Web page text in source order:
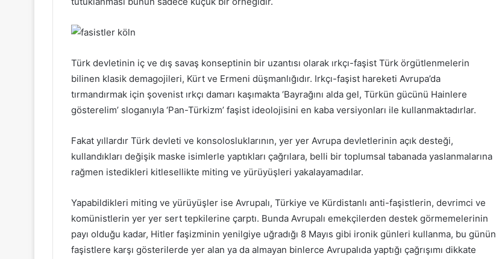
Türk devletinin iç ve dış savaş konseptinin bir uzantısı olarak ırkçı-faşist Türk örgütlenmelerin
bilinen klasik demagojileri, Kürt ve Ermeni düşmanlığıdır. Irkçı-faşist hareketi Avrupa’da
tırmandırmak için şovenist ırkçı damarı kaşımakta ‘Bayrağını alda gel, Türkün gücünü Hainlere
gösterelim’ sloganıyla ‘Pan-Türkizm’ faşist ideolojisini en kaba versiyonları ile kullanmaktadırlar.
Fakat yıllardır Türk devleti ve konsolosluklarının, yer yer Avrupa devletlerinin açık desteği,
kullandıkları değişik maske isimlerle yaptıkları çağrılara, belli bir toplumsal tabanada yaslanmalarına
rağmen istedikleri kitlesellikte miting ve yürüyüşleri yakalayamadılar.
Yapabildikleri miting ve yürüyüşler ise Avrupalı, Türkiye ve Kürdistanlı anti-faşistlerin, devrimci ve
komünistlerin yer yer sert tepkilerine çarptı. Bunda Avrupalı emekçilerden destek görmemelerinin
payı olduğu kadar, Hitler faşizminin yenilgiye uğradığı 8 Mayıs gibi ironik günleri kullanma, bu günün
faşistlere karşı gösterilerde yer alan ya da almayan binlerce Avrupalıda yaptığı çağrışımı dikkate